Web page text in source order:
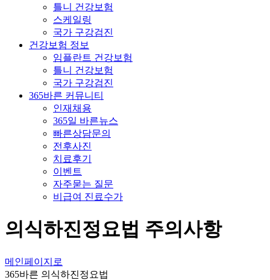
틀니 건강보험
스케일링
국가 구강검진
건강보험 정보
임플란트 건강보험
틀니 건강보험
국가 구강검진
365바른 커뮤니티
인재채용
365일 바른뉴스
빠른상담문의
전후사진
치료후기
이벤트
자주묻는 질문
비급여 진료수가
의식하진정요법 주의사항
메인페이지로
365바른 의식하진정요법